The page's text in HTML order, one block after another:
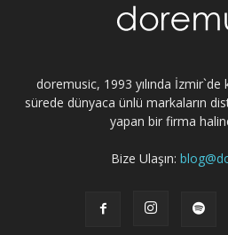
doremusic, 1993 yılında İzmir`de
sürede dünyaca ünlü markaların
yapan bir firma
Bize Ulaşın: